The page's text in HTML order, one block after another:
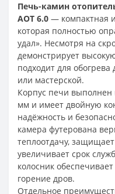
Печь-камин
АОТ 6.0 — компактная
которая полностью
удал». Несмотря на
демонстрирует
подходит для
или мастерской.
Корпус печи
мм и имеет двойную
надёжность и
камера футерована
теплоотдачу,
увеличивает срок
колосник
горение дров.
Отдельное